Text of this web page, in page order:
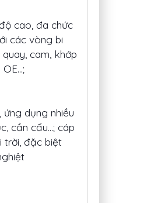
từ nhà sản
Matrixđều
cấp chứng chỉ
21469:2006
cao, đa chức
các vòng bi
cam, khớp
dụng nhiều
cần cẩu…; cáp
trời, đặc biệt